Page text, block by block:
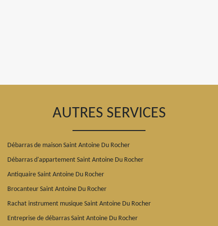
AUTRES SERVICES
Débarras de maison Saint Antoine Du Rocher
Débarras d'appartement Saint Antoine Du Rocher
Antiquaire Saint Antoine Du Rocher
Brocanteur Saint Antoine Du Rocher
Rachat instrument musique Saint Antoine Du Rocher
Entreprise de débarras Saint Antoine Du Rocher